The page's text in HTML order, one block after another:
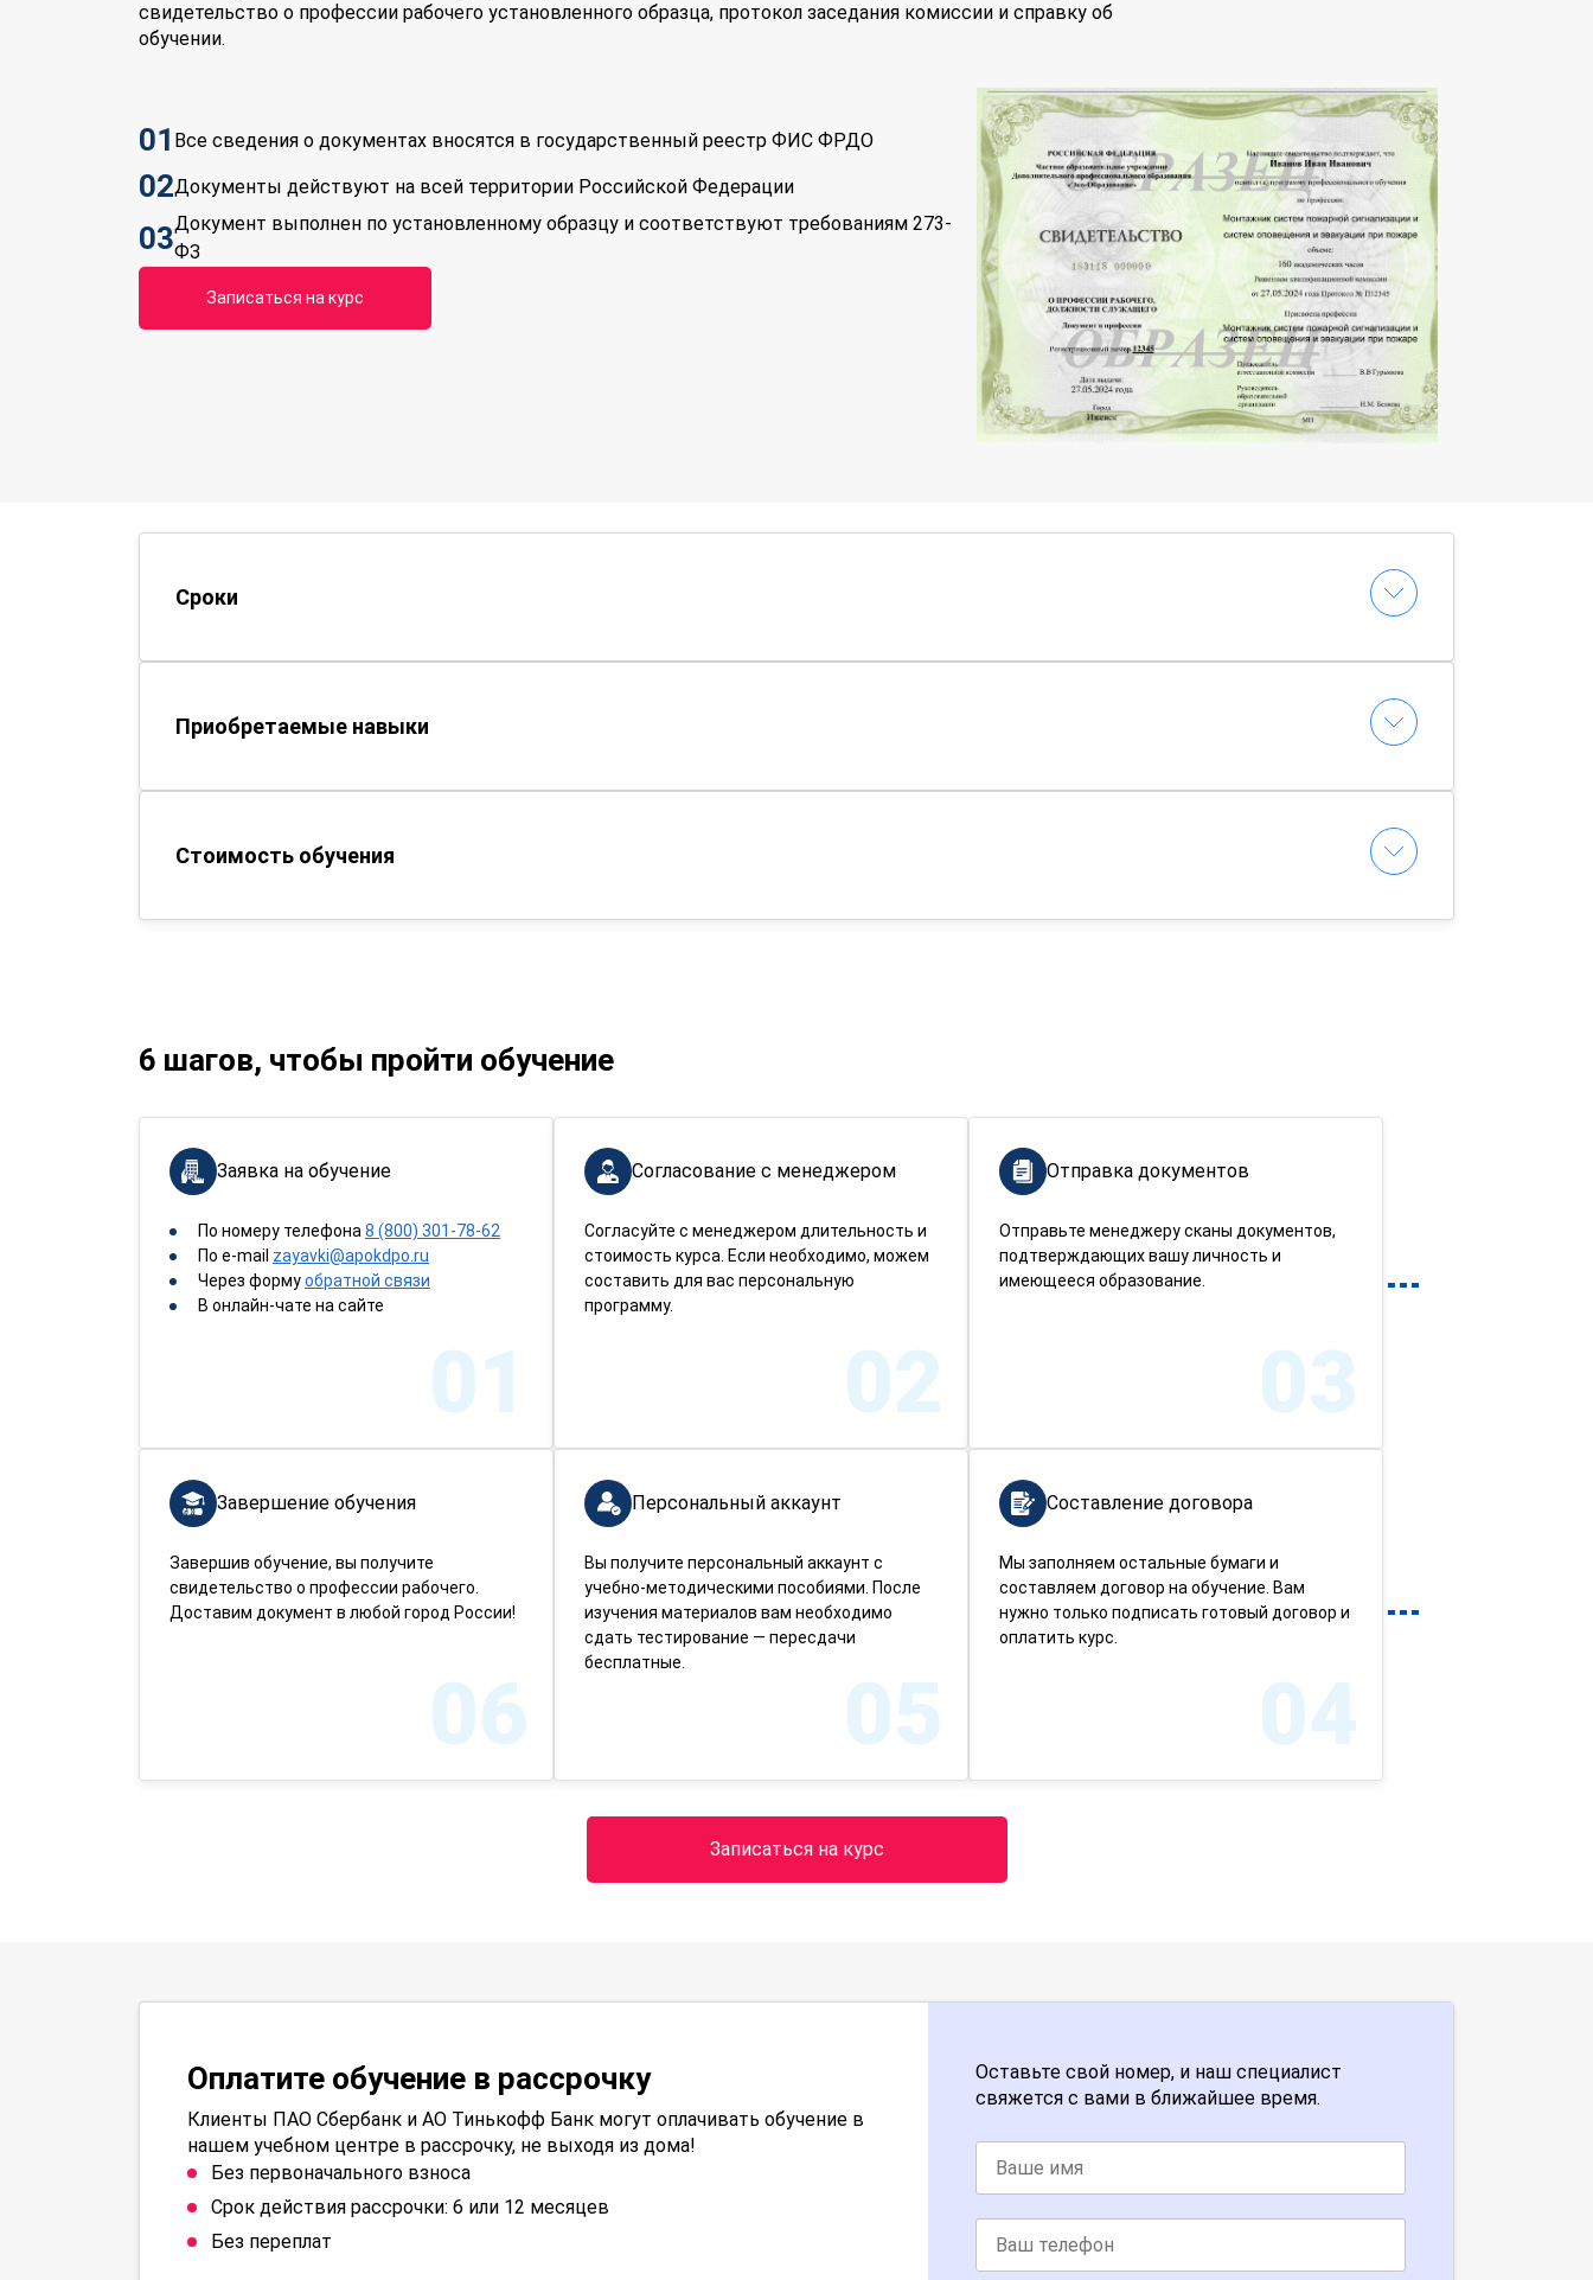
свидетельство о профессии рабочего установленного образца, протокол заседания комиссии и справку об
обучении.
01 Все сведения о документах вносятся в государственный реестр ФИС ФРДО
02Документы действуют на всей территории Российской Федерации
03Документ выполнен по установленному образцу и соответствуют требованиям 273-
ФЗ
Записаться на курс
Сроки
Приобретаемые навыки
Стоимость обучения
6 шагов, чтобы пройти обучение
Заявка на обучение
По номеру телефона 8 (800) 301-78-62
По e-mail zayavki@apokdpo.ru
Через формуобратной связи
В онлайн-чате на сайте
01
Согласование с менеджером
Согласуйте с менеджером длительность и
стоимость курса. Если необходимо, можем
составить для вас персональную
программу.
02
Отправка документов
Отправьте менеджеру сканы документов,
подтверждающих вашу личность и
имеющееся образование.
03
Составление договора
Мы заполняем остальные бумаги и
составляем договор на обучение. Вам
нужно только подписать готовый договор и
оплатить курс.
04
Персональный аккаунт
Вы получите персональный аккаунт с
учебно-методическими пособиями. После
изучения материалов вам необходимо
сдать тестирование — пересдачи
бесплатные.
05
Завершение обучения
Завершив обучение, вы получите
свидетельство о профессии рабочего.
Доставим документ в любой город России!
06
Записаться на курс
Оплатите обучение в рассрочку
Клиенты ПАО Сбербанк и АО Тинькофф Банк могут оплачивать обучение в
нашем учебном центре в рассрочку, не выходя из дома!
Без первоначального взноса
Срок действия рассрочки: 6 или 12 месяцев
Без переплат
Оставьте свой номер, и наш специалист
свяжется с вами в ближайшее время.